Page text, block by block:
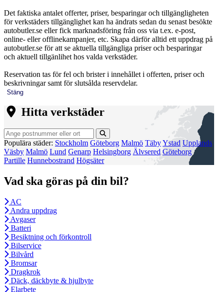
Det faktiska antalet offerter, priser, besparingar och tillgängligheten
för verkstäders tillgänglighet kan ha ändrats sedan du senast besökte
autobutler.se eller fick marknadsföring från oss via t.ex. e-post,
online- eller offlinekampanjer, etc. Skapa därför alltid ett uppdrag på
autobutler.se för att se aktuella tillgängliga priser och besparingar
och aktuell tillgänlihet hos valda verkstäder.
Reservation tas för fel och brister i innehållet i offerten, priser och
beskrivningar samt för slutsålda reservdelar.
Stäng
Hitta verkstäder
Populära städer: Stockholm Göteborg Malmö TäbyYstad Upplands
Väsby Malmö Lund Genarp Helsingborg Älvsered Göteborg
Partille Hunnebostrand Högsäter
Vad ska göras på din bil?
AC
Andra uppdrag
Avgaser
Batteri
Besiktning och förkontroll
Bilservice
Bilvård
Bromsar
Dragkrok
Däck, däckbyte & hjulbyte
Elarbete